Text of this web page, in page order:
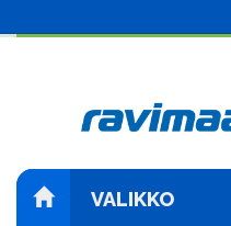
VALIKKO